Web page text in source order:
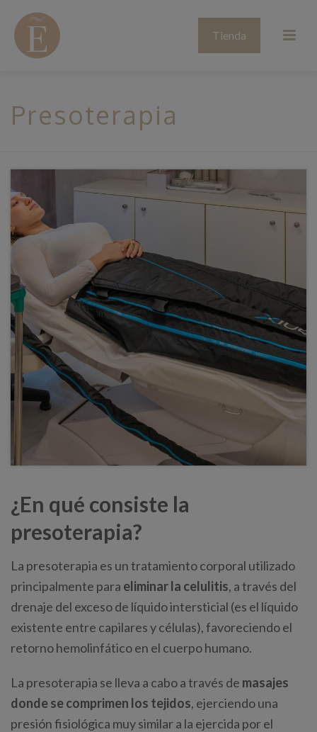
Tienda
Presoterapia
¿En qué consiste la
presoterapia?
La presoterapia es un tratamiento corporal utilizado
principalmente para eliminar la celulitis, a través del
drenaje del exceso de líquido intersticial (es el líquido
existente entre capilares y células), favoreciendo el
retorno hemolinfático en el cuerpo humano.
La presoterapia se lleva a cabo a través de masajes
donde se comprimen los tejidos, ejerciendo una
presión fisiológica muy similar a la ejercida por el